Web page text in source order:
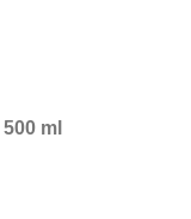
500 ml